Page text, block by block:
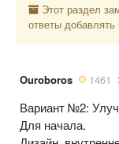
Этот раздел
ответы добавлять
Ouroboros 1461
Вариант №2:
Для начала.